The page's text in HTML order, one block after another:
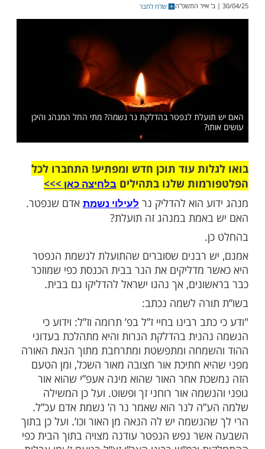
לנפטר בהדלקת נר נשמה? מתי החל
שלח לחבר
לנפטר בהדלקת נר נשמה? מתי החל המנהג והיכן
עוד תוכן חדש ומפתיע! התחברו לכל
שלנו בתהיליםבלחיצה כאן >>>​
הוא להדליק נר לעילוי נשמת
אדם שנפטר.
במנהג זה תועלת?
רבנים שסוברים שהתועלת לנשמת הנפטר
מדליקים את הנר בבית הכנסת כפי שמוזכר
אך נהגו ישראל להדליקו גם בבית.
לשמה נכתב: